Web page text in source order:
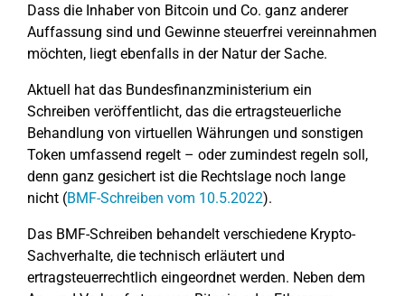
Dass die Inhaber von Bitcoin und Co. ganz anderer
Auffassung sind und Gewinne steuerfrei vereinnahmen
möchten, liegt ebenfalls in der Natur der Sache.
Aktuell hat das Bundesfinanzministerium ein
Schreiben veröffentlicht, das die ertragsteuerliche
Behandlung von virtuellen Währungen und sonstigen
Token umfassend regelt – oder zumindest regeln soll,
denn ganz gesichert ist die Rechtslage noch lange
nicht (BMF-Schreiben vom 10.5.2022).
Das BMF-Schreiben behandelt verschiedene Krypto-
Sachverhalte, die technisch erläutert und
ertragsteuerrechtlich eingeordnet werden. Neben dem